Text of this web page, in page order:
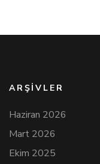
ARŞIVLER
Haziran 2026
Mart 2026
Ekim 2025